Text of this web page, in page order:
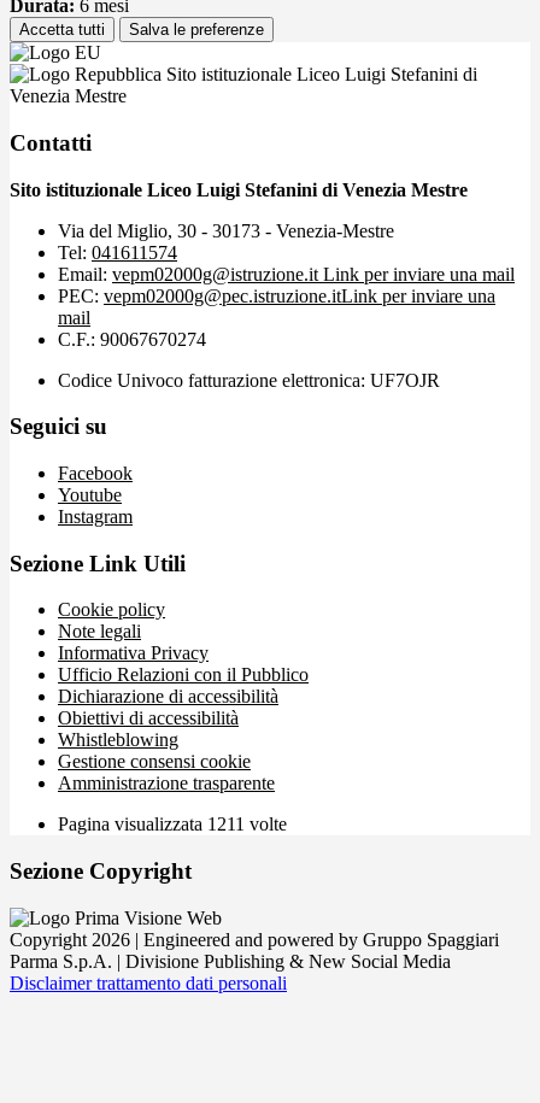
Durata: 6 mesi
Accetta tutti Salva le preferenze
Sito istituzionale Liceo Luigi Stefanini di
Venezia Mestre
Contatti
Sito istituzionale Liceo Luigi Stefanini di Venezia Mestre
Via del Miglio, 30 - 30173 - Venezia-Mestre
Tel: 041611574
Email: vepm02000g@istruzione.it Link per inviare una mail
PEC: vepm02000g@pec.istruzione.itLink per inviare una
mail
C.F.: 90067670274
Codice Univoco fatturazione elettronica: UF7OJR
Seguici su
Facebook
Youtube
Instagram
Sezione Link Utili
Cookie policy
Note legali
Informativa Privacy
Ufficio Relazioni con il Pubblico
Dichiarazione di accessibilità
Obiettivi di accessibilità
Whistleblowing
Gestione consensi cookie
Amministrazione trasparente
Pagina visualizzata 1211 volte
Sezione Copyright
Copyright 2026 | Engineered and powered by Gruppo Spaggiari
Parma S.p.A. | Divisione Publishing & New Social Media
Disclaimer trattamento dati personali